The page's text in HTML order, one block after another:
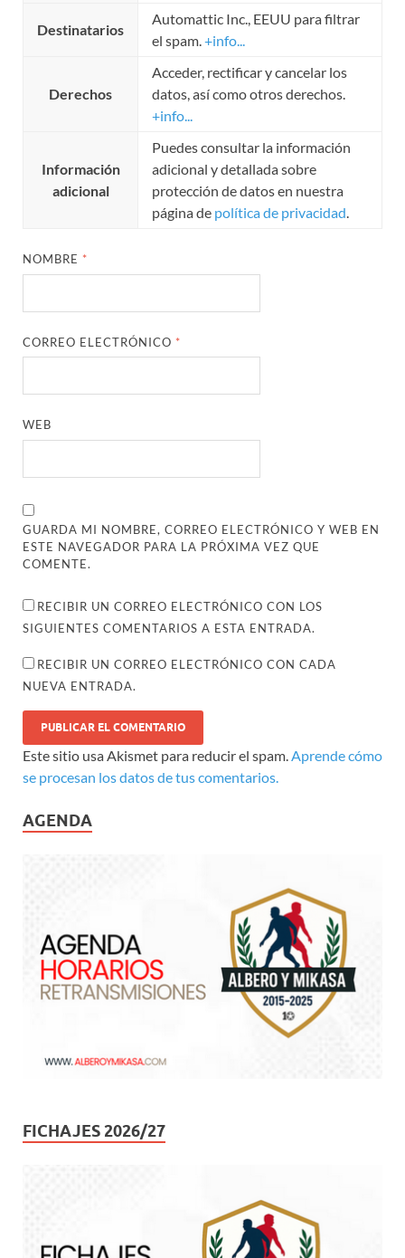
Destinatarios
Automattic Inc., EEUU para filtrar
el spam.+info...
Derechos
Acceder, rectificar y cancelar los
datos, así como otros derechos.
+info...
Información
adicional
Puedes consultar la información
adicional y detallada sobre
protección de datos en nuestra
página de política de privacidad.
NOMBRE *
CORREO ELECTRÓNICO *
WEB
GUARDA MI NOMBRE, CORREO ELECTRÓNICO Y WEB EN
ESTE NAVEGADOR PARA LA PRÓXIMA VEZ QUE
COMENTE.
RECIBIR UN CORREO ELECTRÓNICO CON LOS
SIGUIENTES COMENTARIOS A ESTA ENTRADA.
RECIBIR UN CORREO ELECTRÓNICO CON CADA
NUEVA ENTRADA.
Este sitio usa Akismet para reducir el spam. Aprende cómo
se procesan los datos de tus comentarios.
AGENDA
FICHAJES 2026/27